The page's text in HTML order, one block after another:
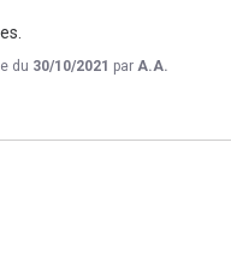
du 30/10/2021 par A.A.